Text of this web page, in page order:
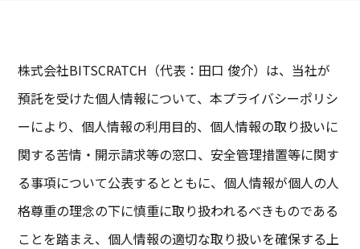
株式会社BITSCRATCH（代表：田口 俊介）は、当社が
預託を受けた個人情報について、本プライバシーポリシ
ーにより、個人情報の利用目的、個人情報の取り扱いに
関する苦情・開示請求等の窓口、安全管理措置等に関す
る事項について公表するとともに、個人情報が個人の人
格尊重の理念の下に慎重に取り扱われるべきものである
ことを踏まえ、個人情報の適切な取り扱いを確保する上